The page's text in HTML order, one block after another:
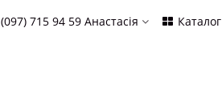
(097) 715 94 59 Анастасія Каталог